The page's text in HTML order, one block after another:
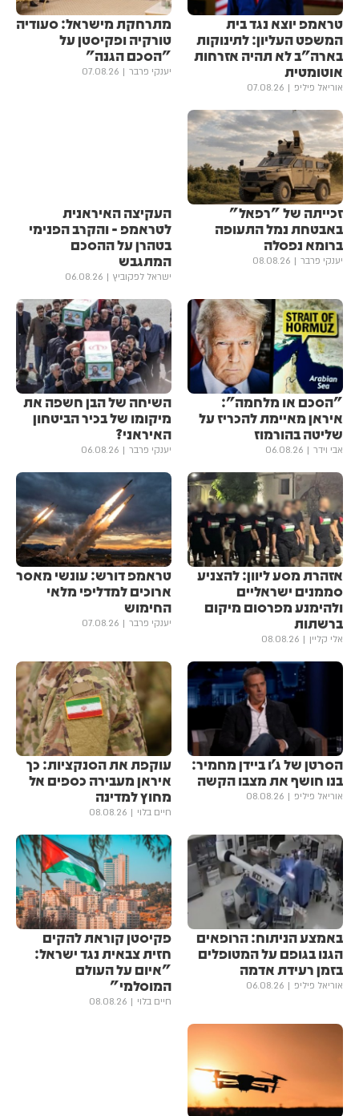
טראמפ יוצא נגד בית
המשפט העליון: לתינוקות
בארה"ב לא תהיה אזרחות
אוטומטית
אוריאל פיליפ 07.08.26
מתרחקת מישראל: סעודיה
טורקיה ופקיסטן על
"הסכם הגנה"
יענקי פרבר 07.08.26
זכייתה של "רפאל"
באבטחת נמל התעופה
ברומא נפסלה
יענקי פרבר 08.08.26
העקיצה האיראנית
לטראמפ - והקרב הפנימי
בטהרן על ההסכם
המתגבש
ישראל לפקוביץ 06.08.26
"הסכם או מלחמה":
איראן מאיימת להכריז על
שליטה בהורמוז
אבי וידר 06.08.26
השיחה של הבן חשפה את
מיקומו של בכיר הביטחון
האיראני?
יענקי פרבר 06.08.26
אזהרת מסע ליוון: להצניע
סממנים ישראליים
ולהימנע מפרסום מיקום
ברשתות
אלי קליין 08.08.26
טראמפ דורש: עונשי מאסר
ארוכים למדליפי מלאי
החימוש
יענקי פרבר 07.08.26
הסרטן של ג'ו ביידן מחמיר:
בנו חושף את מצבו הקשה
אוריאל פיליפ 08.08.26
עוקפת את הסנקציות: כך
איראן מעבירה כספים אל
מחוץ למדינה
חיים בלוי 08.08.26
באמצע הניתוח: הרופאים
הגנו בגופם על המטופלים
בזמן רעידת אדמה
אוריאל פיליפ 06.08.26
פקיסטן קוראת להקים
חזית צבאית נגד ישראל:
"איום על העולם
המוסלמי"
חיים בלוי 08.08.26